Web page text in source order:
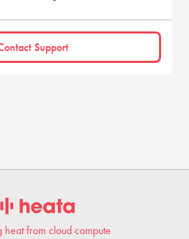
Support
heat from cloud compute